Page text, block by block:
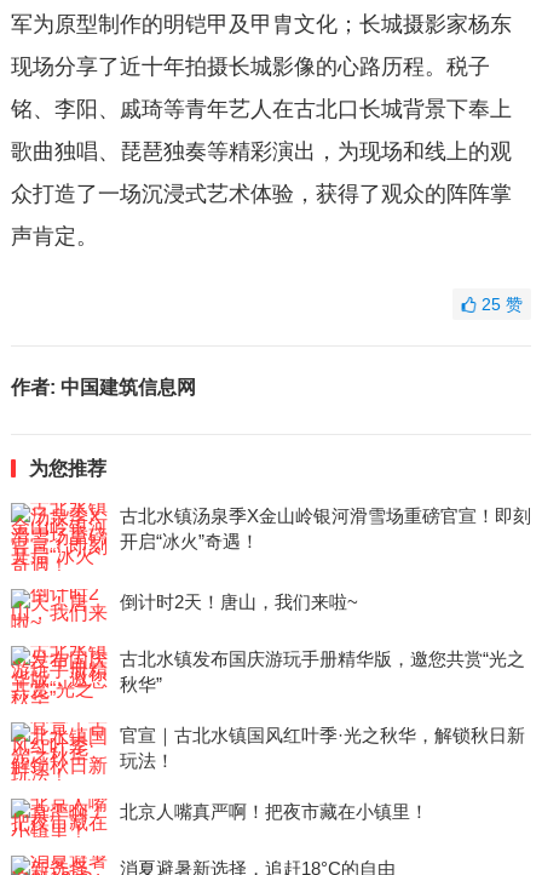
军为原型制作的明铠甲及甲胄文化；长城摄影家杨东
现场分享了近十年拍摄长城影像的心路历程。税子
铭、李阳、戚琦等青年艺人在古北口长城背景下奉上
歌曲独唱、琵琶独奏等精彩演出，为现场和线上的观
众打造了一场沉浸式艺术体验，获得了观众的阵阵掌
声肯定。
25赞
作者: 中国建筑信息网
为您推荐
古北水镇汤泉季X金山岭银河滑雪场重磅官宣！即刻
开启“冰火”奇遇！
倒计时2天！唐山，我们来啦~
古北水镇发布国庆游玩手册精华版，邀您共赏“光之
秋华”
官宣｜古北水镇国风红叶季·光之秋华，解锁秋日新
玩法！
北京人嘴真严啊！把夜市藏在小镇里！
消夏避暑新选择，追赶18°C的自由